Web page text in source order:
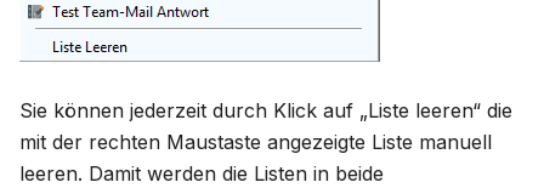
Sie können jederzeit durch Klick auf „Liste leeren“ die
mit der rechten Maustaste angezeigte Liste manuell
leeren. Damit werden die Listen in beide